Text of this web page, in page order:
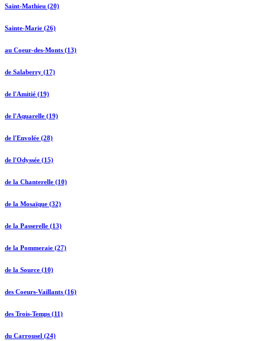
Saint-Mathieu (20)
Sainte-Marie (26)
au Coeur-des-Monts (13)
de Salaberry (17)
de l'Amitié (19)
de l'Aquarelle (19)
de l'Envolée (28)
de l'Odyssée (15)
de la Chanterelle (10)
de la Mosaïque (32)
de la Passerelle (13)
de la Pommeraie (27)
de la Source (10)
des Coeurs-Vaillants (16)
des Trois-Temps (11)
du Carrousel (24)